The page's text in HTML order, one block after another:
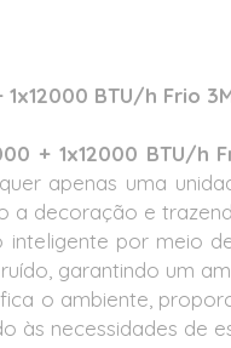
BTU/h Frio
+ 1x12000 BTU/h
apenas uma
a decoração e
por meio
garantindo um
o ambiente,
às necessidades de